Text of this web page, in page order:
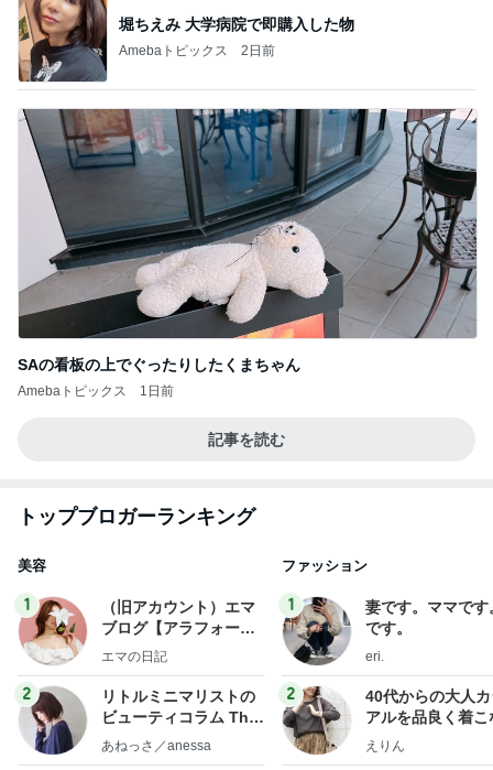
堀ちえみ 大学病院で即購入した物
Amebaトピックス 2日前
SAの看板の上でぐったりしたくまちゃん
Amebaトピックス 1日前
記事を読む
トップブロガーランキング
美容
1
（旧アカウント）エマ
ブログ【アラフォー会
社売却セカンドライ
エマの日記
2
リトルミニマリストの
ビューティコラム The
little minimalist's bea
あねっさ／anessa
ファッション
1
妻です。ママです
です。
eri.
2
40代からの大人
アルを品良く着こ
ファッションブロ
えりん